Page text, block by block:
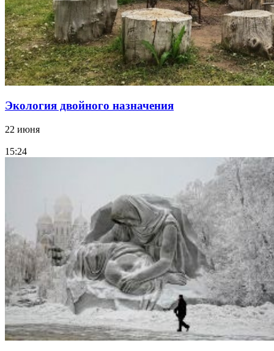
Экология двойного назначения
22 июня
15:24